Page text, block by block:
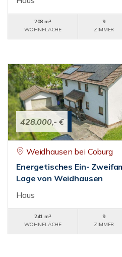
208 m²
WOHNFLÄCHE
9
ZIMMER
428.000,- €
Weidhausen bei Coburg
Energetisches Ein-
Lage von Weidhausen
Haus
241 m²
WOHNFLÄCHE
9
ZIMMER